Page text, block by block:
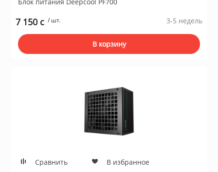
7 150 c / шт. 3-5 недель
В корзину
Сравнить В избранное